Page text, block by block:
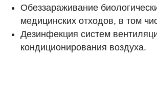
Обеззараживание
медицинских отходов, в том
Дезинфекция систем
кондиционирования воздуха.